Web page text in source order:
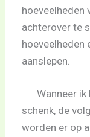
hoeveelheden
achterover te
hoeveelheden
aanslepen.
Wanneer
schenk, de
worden er op